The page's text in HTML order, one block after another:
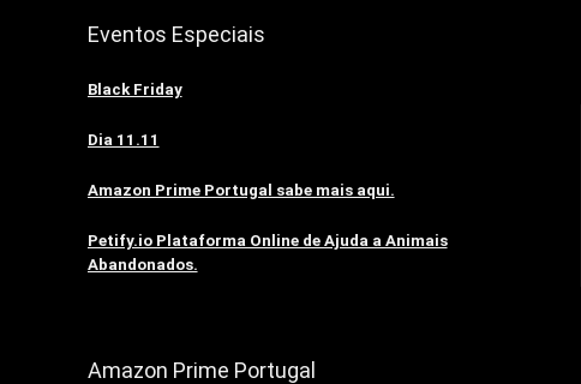
Eventos Especiais
Black Friday
Dia 11.11
Amazon Prime Portugal sabe mais aqui.
Petify.io Plataforma Online de Ajuda a Animais
Abandonados.
Amazon Prime Portugal